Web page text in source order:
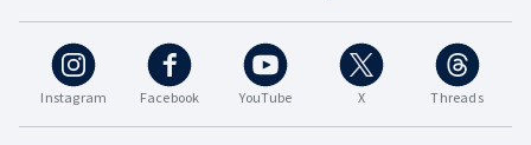
Instagram Facebook YouTube X Threads